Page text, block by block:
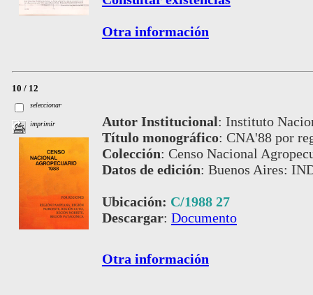
Otra información
10 / 12
seleccionar
imprimir Autor Institucional: Instituto
Título monográfico: CNA'88 por
Colección: Censo Nacional
Datos de edición: Buenos Aires:
Ubicación: C/1988 27
Descargar: Documento
Otra información